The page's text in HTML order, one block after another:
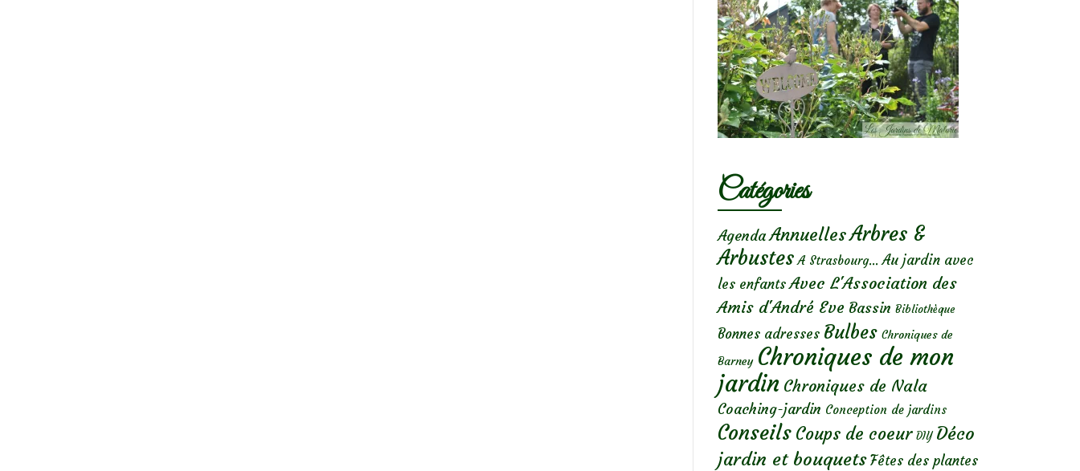
Catégories
Agenda AnnuellesArbres &
Arbustes A Strasbourg... Au jardin avec
les enfants Avec L'Association des
Amis d'André Eve Bassin Bibliothèque
Bonnes adresses Bulbes Chroniques de
Barney Chroniques de mon
jardin Chroniques de Nala
Coaching-jardin Conception de jardins
Conseils Coups de coeur DIY Déco
jardin et bouquets Fêtes des plantes